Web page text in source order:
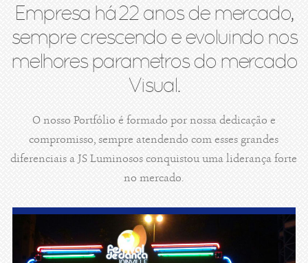
Empresa há 22 anos de mercado,
sempre crescendo e evoluindo nos
melhores parametros do mercado
Visual.
O nosso Portfólio é formado por nossa dedicação e
compromisso, sempre atendendo com esses grandes
diferenciais a JS Luminosos conquistou uma liderança forte
no mercado.